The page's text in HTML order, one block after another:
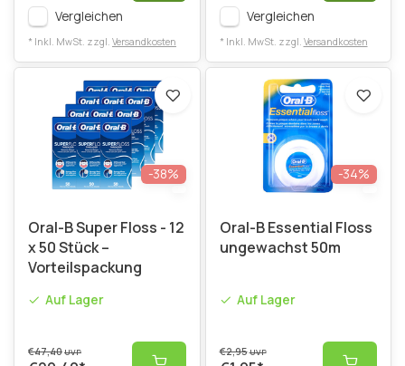
Vergleichen
* Inkl. MwSt. zzgl. Versandkosten
Vergleichen
* Inkl. MwSt. zzgl. Versandkosten
-38%
Oral-B Super Floss - 12
x 50 Stück –
Vorteilspackung
Auf Lager
€47,40UVP
-34%
Oral-B Essential Floss
ungewachst 50m
Auf Lager
€2,95UVP